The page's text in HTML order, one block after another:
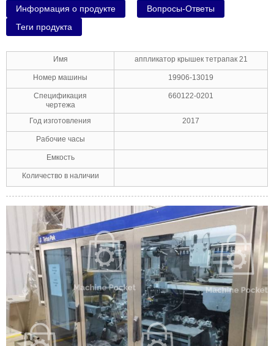
Информация о продукте
Вопросы-Ответы
Теги продукта
Имя аппликатор крышек тетрапак 21
Номер машины 19906-13019
Спецификация
чертежа
660122-0201
Год изготовления 2017
Рабочие часы
Емкость
Количество в наличии